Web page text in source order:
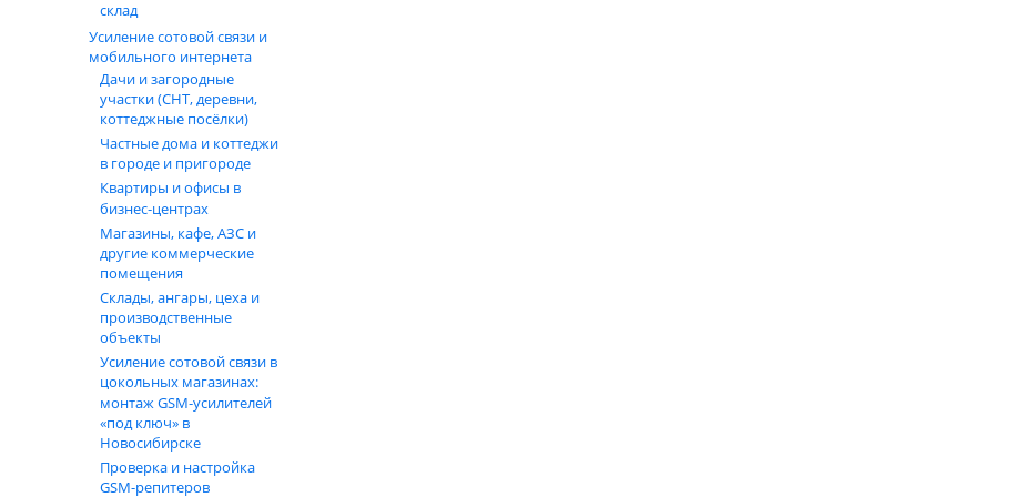
подбор гарнитур, выносных микрофонов и антенн.
Области применения в Новосибирске и покупка в
RVtech.ru
Благодаря высокой мощности, защите IP68, емкому аккумулятору и расширенному набору функций Vostok ST-105 подходит для
охранных предприятий, логистических и транспортных компаний, строительных организаций, промышленных объектов и
сервисных служб Новосибирска. Модель также востребована у пользователей, которым требуется надежная связь при активном
отдыхе и в районах со слабым покрытием сотовой связи. Поддержка LPD/PMR и гибкая настройка параметров позволяют
адаптировать радиостанцию под различные сценарии использования.
Приобрести рации Vostok ST-105 вы можете в магазине RVtech.ru в Новосибирске, оформив заказ онлайн или через менеджера.
Специалисты RVtech.ru помогут подобрать оптимальное количество радиостанций, аксессуары и конфигурацию каналов с учетом
задач вашего предприятия или проекта. Это позволит быстро развернуть надежную систему радиосвязи на объектах в Новосибирске
и Новосибирской области.
склад
Усиление сотовой связи и
мобильного интернета
Дачи и загородные
участки (СНТ, деревни,
коттеджные посёлки)
Частные дома и коттеджи
в городе и пригороде
Квартиры и офисы в
бизнес‑центрах
Магазины, кафе, АЗС и
другие коммерческие
помещения
Склады, ангары, цеха и
производственные
объекты
Усиление сотовой связи в
цокольных магазинах:
монтаж GSM‑усилителей
«под ключ» в
Новосибирске
Проверка и настройка
GSM-репитеров